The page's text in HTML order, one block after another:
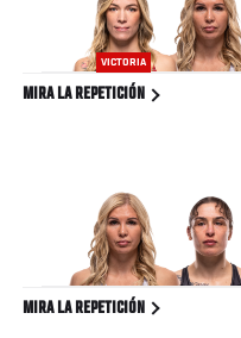
VICTORIA
MIRA LA REPETICIÓN
MIRA LA REPETICIÓN